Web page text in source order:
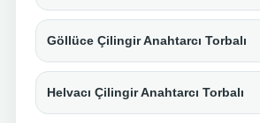
Göllüce Çilingir Anahtarcı Torbalı
Helvacı Çilingir Anahtarcı Torbalı